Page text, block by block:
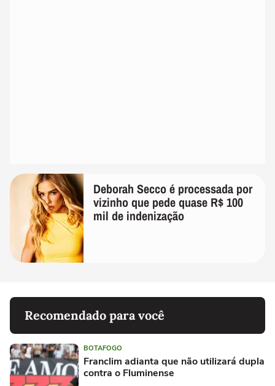
Deborah Secco é processada por
vizinho que pede quase R$ 100
mil de indenização
Recomendado para você
BOTAFOGO
Franclim adianta que não utilizará dupla
contra o Fluminense